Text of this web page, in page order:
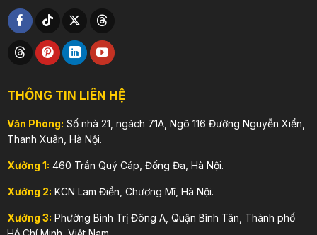
THÔNG TIN LIÊN HỆ
Văn Phòng: Số nhà 21, ngách 71A, Ngõ 116 Đường Nguyễn Xiển,
Thanh Xuân, Hà Nội.
Xưởng 1: 460 Trần Quý Cáp, Đống Đa, Hà Nội.
Xưởng 2: KCN Lam Điền, Chương Mĩ, Hà Nội.
Xưởng 3: Phường Bình Trị Đông A, Quận Bình Tân, Thành phố